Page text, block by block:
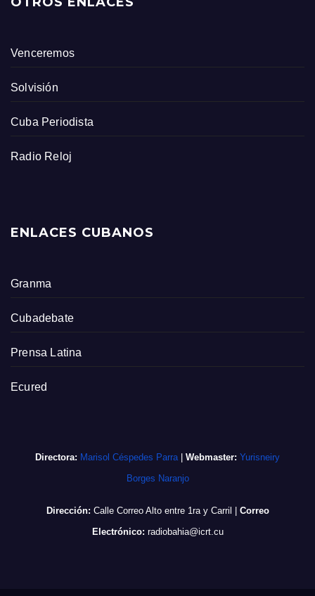
Venceremos
Solvisión
Cuba Periodista
Radio Reloj
ENLACES CUBANOS
Granma
Cubadebate
Prensa Latina
Ecured
Directora: Marisol Céspedes Parra| Webmaster: Yurisneiry
Borges Naranjo
Dirección: Calle Correo Alto entre 1ra y Carril
Correo
Electrónico: radiobahia@icrt.cu